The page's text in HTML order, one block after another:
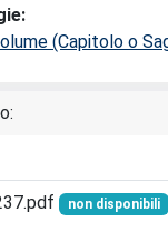
(Capitolo o
non disponibili